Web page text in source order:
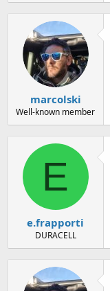
marcolski
Well-known member
E
e.frapporti
DURACELL